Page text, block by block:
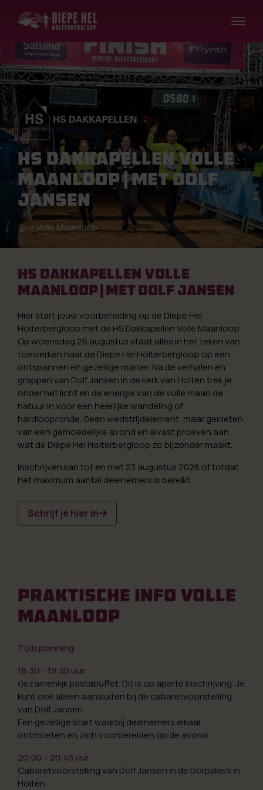
HS Dakkapellen Volle
Maanloop | Met Dolf
Jansen
/Volle Maanloop
HS Dakkapellen Volle
Maanloop | Met Dolf Jansen
Hier start jouw voorbereiding op de Diepe Hel
Holterbergloop met de HS Dakkapellen Volle Maanloop.
Op woensdag 26 augustus staat alles in het teken van
toewerken naar de Diepe Hel Holterbergloop op een
ontspannen en gezellige manier. Na de verhalen en
grappen van Dolf Jansen in de kerk van Holten trek je
onder het licht en de energie van de volle maan de
natuur in voor een heerlijke wandeling of
hardloopronde. Geen wedstrijdelement, maar genieten
van een gemoedelijke avond en alvast proeven aan
wat de Diepe Hel Holterbergloop zo bijzonder maakt.
Inschrijven kan tot en met 23 augustus 2026 of totdat
het maximum aantal deelnemers is bereikt.
Schrijf je hier in
PRAKTISCHE INFO VOLLE
MAANLOOP
Tijdsplanning
18:30 – 19:30 uur
Gezamenlijk pastabuffet. Dit is op aparte inschrijving. Je
kunt ook alleen aansluiten bij de cabaretvoorstelling
van Dolf Jansen.
Een gezellige start waarbij deelnemers elkaar
ontmoeten en zich voorbereiden op de avond.
20:00 – 20:45 uur
Cabaretvoorstelling van Dolf Jansen in de Dorpskerk in
Holten